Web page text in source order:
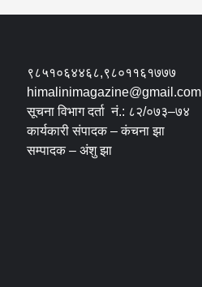
९८५१०६४४६८,९८०११६१७७७
himalinimagazine@gmail.com
सूचना विभाग दर्ता नं.: ८२/०७३–७४
कार्यकारी संपादक – कंचना झा
सम्पादक – अंशु झा